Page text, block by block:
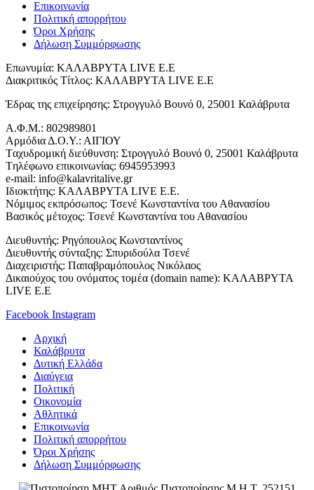
Επικοινωνία
Πολιτική απορρήτου
Όροι Χρήσης
Δήλωση Συμμόρφωσης
Επωνυμία: ΚΑΛΑΒΡΥΤΑ LIVE Ε.Ε
Διακριτικός Τίτλος: ΚΑΛΑΒΡΥΤΑ LIVE E.E
Έδρας της επιχείρησης: Στρογγυλό Βουνό 0, 25001 Καλάβρυτα
Α.Φ.Μ.: 802989801
Αρμόδια Δ.Ο.Υ.: ΑΙΓΙΟΥ
Tαχυδρομική διεύθυνση: Στρογγυλό Βουνό 0, 25001 Καλάβρυτα
Tηλέφωνο επικοινωνίας: 6945953993
e-mail: info@kalavritalive.gr
Iδιοκτήτης: ΚΑΛΑΒΡΥΤΑ LIVE E.E.
Νόμιμος εκπρόσωπος: Τσενέ Κωνσταντίνα του Αθανασίου
Βασικός μέτοχος: Τσενέ Κωνσταντίνα του Αθανασίου
Διευθυντής: Ρηγόπουλος Κωνσταντίνος
Διευθυντής σύνταξης: Σπυριδούλα Τσενέ
Διαχειριστής: Παπαβραμόπουλος Νικόλαος
Δικαιούχος του ονόματος τομέα (domain name): ΚΑΛΑΒΡΥΤΑ
LIVE E.E
Facebook Instagram
Αρχική
Καλάβρυτα
Δυτική Ελλάδα
Διαύγεια
Πολιτική
Οικονομία
Αθλητικά
Επικοινωνία
Πολιτική απορρήτου
Όροι Χρήσης
Δήλωση Συμμόρφωσης